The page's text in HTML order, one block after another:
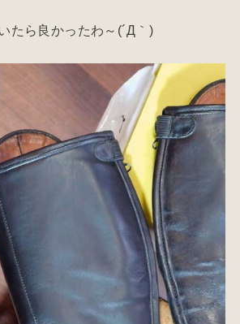
たら良かったわ～(´Д｀)